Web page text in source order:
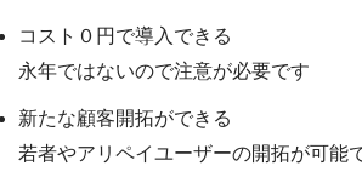
コスト０円で導入できる
永年ではないので注意が必要です
新たな顧客開拓ができる
若者やアリペイユーザーの開拓が可能